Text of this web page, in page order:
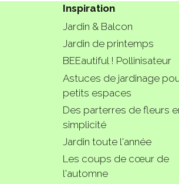
Inspiration
Jardin & Balcon
Jardin de printemps
BEEautiful ! Pollinisateur
Astuces de jardinage
petits espaces
Des parterres de fleurs
simplicité
Jardin toute l'année
Les coups de cœur de
l'automne